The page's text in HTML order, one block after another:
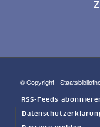
© Copyright -
RSS-Feeds